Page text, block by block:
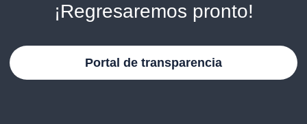
¡Regresaremos pronto!
Portal de transparencia